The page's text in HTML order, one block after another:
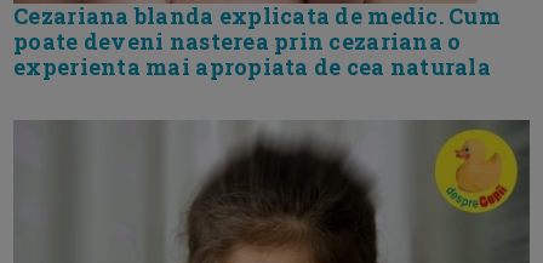
Cezariana blanda explicata de medic. Cum
poate deveni nasterea prin cezariana o
experienta mai apropiata de cea naturala